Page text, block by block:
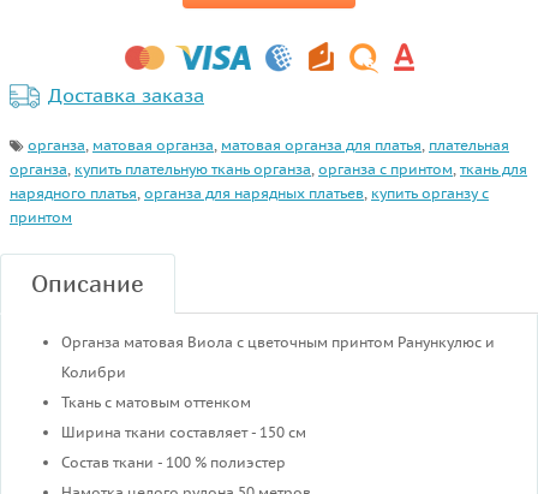
Доставка заказа
органза, матовая органза, матовая органза для платья, плательная
органза, купить плательную ткань органза, органза с принтом, ткань для
нарядного платья, органза для нарядных платьев, купить органзу с
принтом
Описание
Органза матовая Виола с цветочным принтом Ранункулюс и
Колибри
Ткань с матовым оттенком
Ширина ткани составляет - 150 см
Состав ткани - 100 % полиэстер